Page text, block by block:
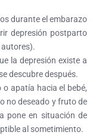
durante el embarazo
depresión postparto
autores).
la depresión existe a
descubre después.
apatía hacia el bebé,
no deseado y fruto de
pone en situación de
al sometimiento.